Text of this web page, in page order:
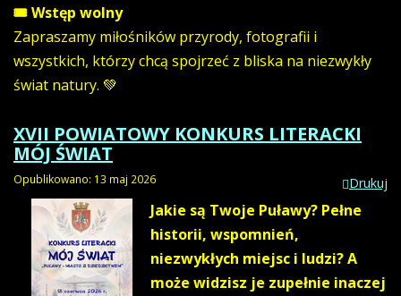
🎟 Wstęp wolny
Zapraszamy miłośników przyrody, fotografii i
wszystkich, którzy chcą spojrzeć z bliska na niezwykły
świat natury. 💚
XVII POWIATOWY KONKURS LITERACKI
MÓJ ŚWIAT
Drukuj
Opublikowano: 13 maj 2026
Jakie są Twoje Puławy? Pełne
historii, wspomnień,
niezwykłych miejsc i ludzi? A
może widzisz je zupełnie inaczej